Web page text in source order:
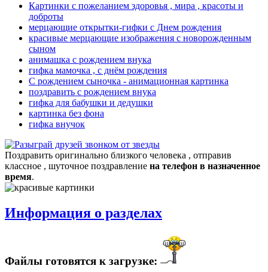
Картинки с пожеланием здоровья , мира , красоты и
доброты
мерцающие открытки-гифки с Днем рождения
красивые мерцающие изображения с новорожденным
сыном
анимашка с рождением внука
гифка мамочка , с днём рождения
С рождением сыночка - анимационная картинка
поздравить с рождением внука
гифка для бабушки и дедушки
картинка без фона
гифка внучок
Поздравить оригинально близкого человека , отправив
классное , шуточное поздравление на телефон в назначенное
время.
Информация о разделах
Файлы готовятся к загрузке: